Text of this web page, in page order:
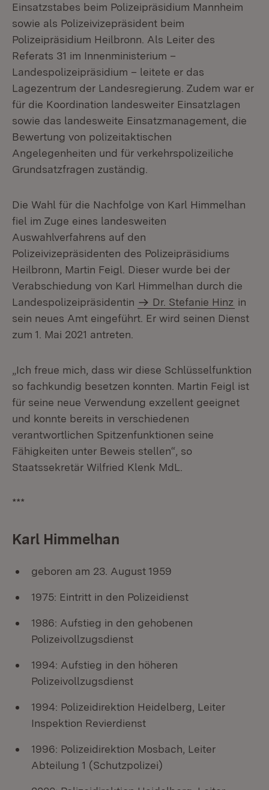
Einsatzstabes beim Polizeipräsidium Mannheim
sowie als Polizeivizepräsident beim
Polizeipräsidium Heilbronn. Als Leiter des
Referats 31 im Innenministerium –
Landespolizeipräsidium – leitete er das
Lagezentrum der Landesregierung. Zudem war er
für die Koordination landesweiter Einsatzlagen
sowie das landesweite Einsatzmanagement, die
Bewertung von polizeitaktischen
Angelegenheiten und für verkehrspolizeiliche
Grundsatzfragen zuständig.
Die Wahl für die Nachfolge von Karl Himmelhan
fiel im Zuge eines landesweiten
Auswahlverfahrens auf den
Polizeivizepräsidenten des Polizeipräsidiums
Heilbronn, Martin Feigl. Dieser wurde bei der
Verabschiedung von Karl Himmelhan durch die
Landespolizeipräsidentin
Dr. Stefanie Hinz in
sein neues Amt eingeführt. Er wird seinen Dienst
zum 1. Mai 2021 antreten.
„Ich freue mich, dass wir diese Schlüsselfunktion
so fachkundig besetzen konnten. Martin Feigl ist
für seine neue Verwendung exzellent geeignet
und konnte bereits in verschiedenen
verantwortlichen Spitzenfunktionen seine
Fähigkeiten unter Beweis stellen“, so
Staatssekretär Wilfried Klenk MdL.
***
Karl Himmelhan
geboren am 23. August 1959
1975: Eintritt in den Polizeidienst
1986: Aufstieg in den gehobenen
Polizeivollzugsdienst
1994: Aufstieg in den höheren
Polizeivollzugsdienst
1994: Polizeidirektion Heidelberg, Leiter
Inspektion Revierdienst
1996: Polizeidirektion Mosbach, Leiter
Abteilung 1 (Schutzpolizei)